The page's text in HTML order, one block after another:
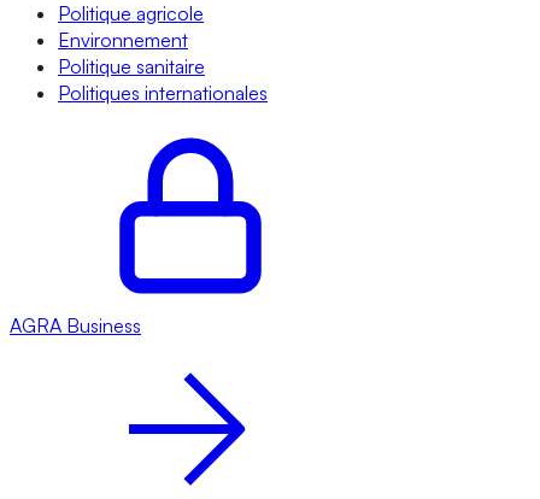
Politique agricole
Environnement
Politique sanitaire
Politiques internationales
AGRA Business